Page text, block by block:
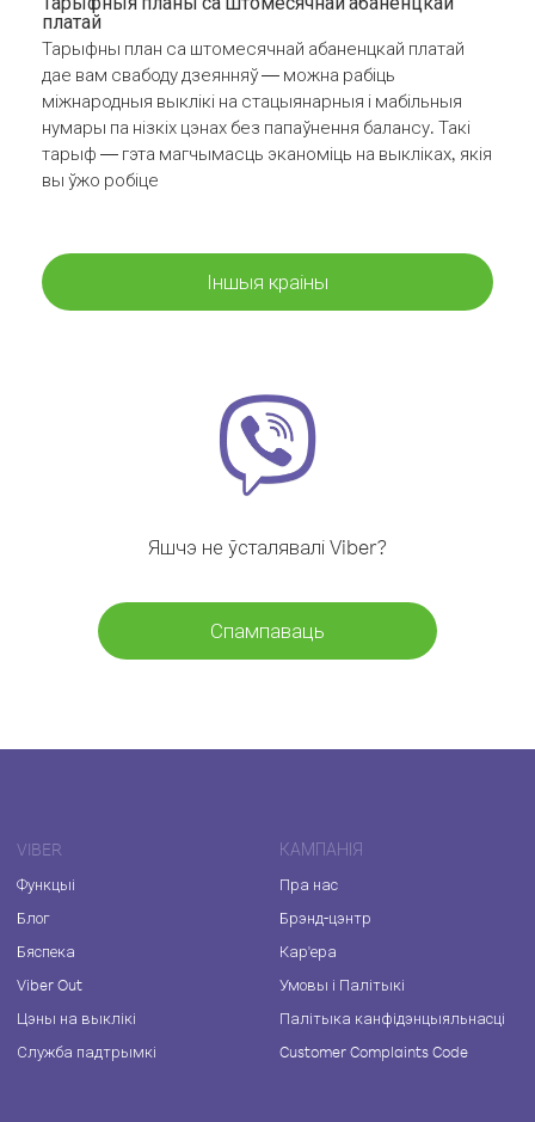
платай
Тарыфны план са штомесячнай абаненцкай платай
дае вам свабоду дзеянняў — можна рабіць
міжнародныя выклікі на стацыянарныя і мабільныя
нумары па нізкіх цэнах без папаўнення балансу. Такі
тарыф — гэта магчымасць эканоміць на выкліках, якія
вы ўжо робіце
Іншыя краіны
Яшчэ не ўсталявалі Viber?
Спампаваць
VIBER
Функцыі
Блог
Бяспека
Viber Out
Цэны на выклікі
Служба падтрымкі
КАМПАНІЯ
Пра нас
Брэнд-цэнтр
Кар'ера
Умовы і Палітыкі
Палітыка канфідэнцыяльнасці
Customer Complaints Code